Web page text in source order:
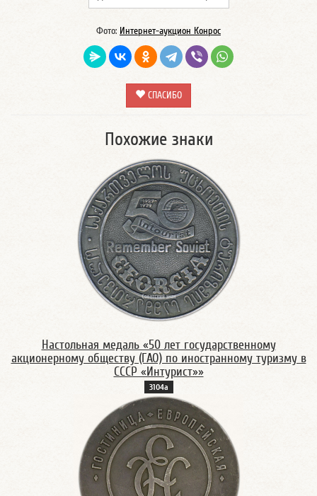
Фото: Интернет-аукцион Конрос
СПАСИБО
Похожие знаки
Настольная медаль «50 лет государственному
акционерному обществу (ГАО) по иностранному туризму в
СССР «Интурист»»
3104а